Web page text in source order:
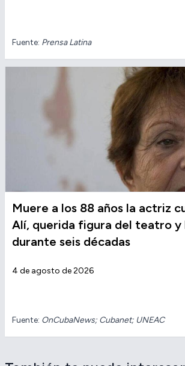
Fuente: Prensa Latina
Muere a los 88 años la actriz
Alí, querida figura del teatro y
durante seis décadas
4 de agosto de 2026
Fuente: OnCubaNews; Cubanet; UNEAC